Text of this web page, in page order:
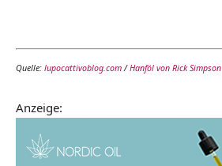
Quelle: lupocattivoblog.com/Hanföl von Rick Simpson
Anzeige: